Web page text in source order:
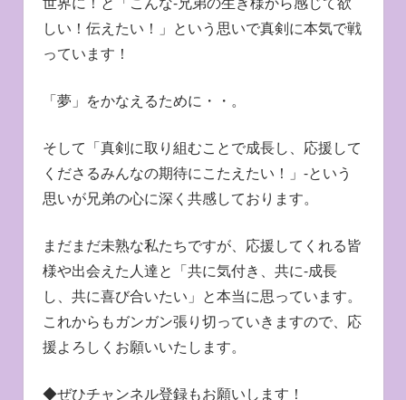
しい！伝えたい！」という思いで真剣に本気で戦
っています！
「夢」をかなえるために・・。
そして「真剣に取り組むことで成長し、応援して
くださるみんなの期待にこたえたい！」-という
思いが兄弟の心に深く共感しております。
まだまだ未熟な私たちですが、応援してくれる皆
様や出会えた人達と「共に気付き、共に-成長
し、共に喜び合いたい」と本当に思っています。
これからもガンガン張り切っていきますので、応
援よろしくお願いいたします。
◆ぜひチャンネル登録もお願いします！